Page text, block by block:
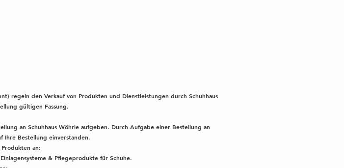
regeln den Verkauf von Produkten und Dienstleistungen durch Schuhhaus
gültigen Fassung.
an Schuhhaus Wöhrle aufgeben. Durch Aufgabe einer Bestellung an
Ihre Bestellung einverstanden.
an:
& Pflegeprodukte für Schuhe.